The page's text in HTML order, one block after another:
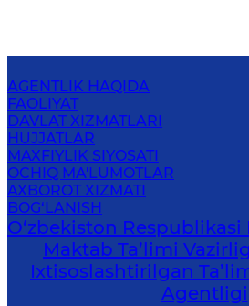
AGENTLIK HAQIDA
FAOLIYAT
DAVLAT XIZMATLARI
HUJJATLAR
MAXFIYLIK SIYOSATI
OCHIQ MA'LUMOTLAR
AXBOROT XIZMATI
BOG‘LANISH
O‘zbekiston
Maktab Ta’limi
Ixtisoslashtirilgan
Agentligi